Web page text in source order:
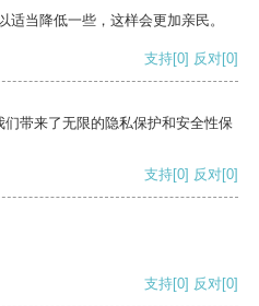
当降低一些，这样会更加亲民。
支持[0] 反对[0]
带来了无限的隐私保护和安全性保
支持[0] 反对[0]
支持[0] 反对[0]